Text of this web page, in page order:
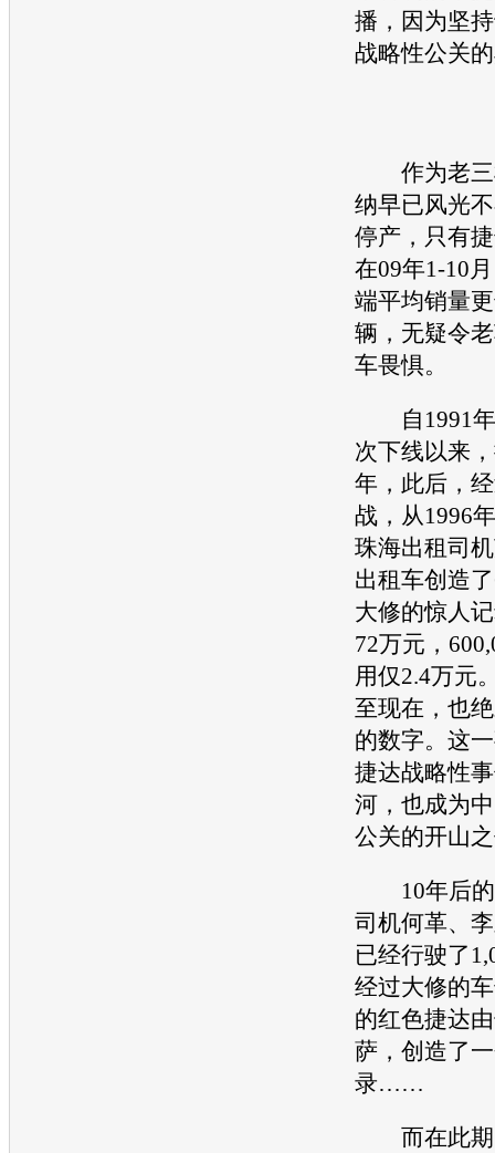
播，因为坚
战略性公关
作为老三
纳早已风光
停产，只有
在09年1-10
端平均销量
辆，无疑令
车畏惧。
自1991年
次下线以来
年，此后，
战，从1996
珠海出租司
出租车创造
大修的惊人
72万元，
用仅2.4万元
至现在，也
的数字。这
捷达战略性
河，也成为
公关的开山
10年后的
司机何革、
已经行驶了
经过大修的
的红色捷达
萨，创造了
录……
而在此期